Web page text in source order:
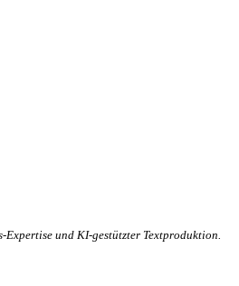
und KI-gestützter Textproduktion.